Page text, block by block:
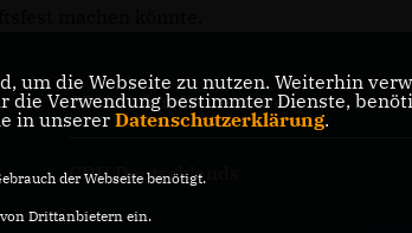
CDU Baden-Württemberg
CDU Deutschlands
um die Webseite zu nutzen. Weiterhin
die Verwendung bestimmter Dienste,
in unserer Datenschutzerklärung.
der Webseite benötigt.
Drittanbietern ein.